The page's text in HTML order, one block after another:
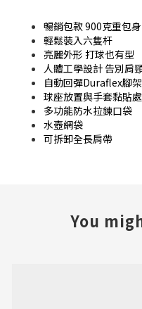
暢銷包款 900克重包
輕鬆裝入六隻杆
亮麗外形 打球也有型
人體工學設計 告別肩
自動回彈Duraflex腳
球座放置與手套黏貼處
多功能防水拉鍊口袋
水壺網袋
可拆卸全長肩帶
You